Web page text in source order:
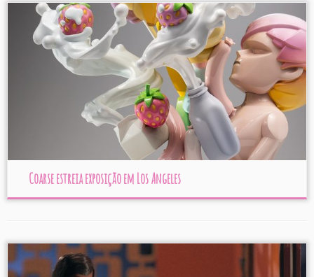
Coarse estreia exposição em Los Angeles